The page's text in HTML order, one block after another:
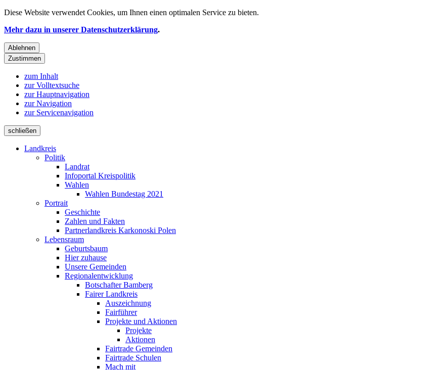
Diese Website verwendet Cookies, um Ihnen einen optimalen Service zu bieten.
Mehr dazu in unserer Datenschutzerklärung.
Ablehnen
Zustimmen
zum Inhalt
zur Volltextsuche
zur Hauptnavigation
zur Navigation
zur Servicenavigation
schließen
Landkreis
Politik
Landrat
Infoportal Kreispolitik
Wahlen
Wahlen Bundestag 2021
Portrait
Geschichte
Zahlen und Fakten
Partnerlandkreis Karkonoski Polen
Lebensraum
Geburtsbaum
Hier zuhause
Unsere Gemeinden
Regionalentwicklung
Botschafter Bamberg
Fairer Landkreis
Auszeichnung
Fairführer
Projekte und Aktionen
Projekte
Aktionen
Fairtrade Gemeinden
Fairtrade Schulen
Mach mit